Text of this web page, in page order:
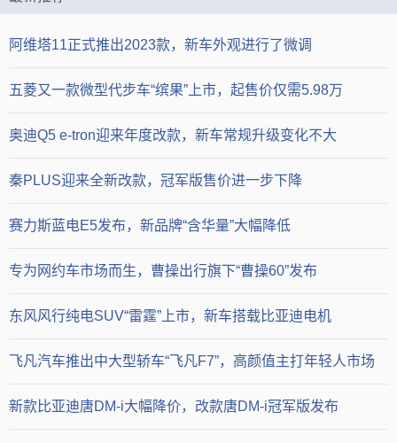
阿维塔11正式推出2023款，新车外观进行了微调
五菱又一款微型代步车“缤果”上市，起售价仅需5.98万
奥迪Q5 e-tron迎来年度改款，新车常规升级变化不大
秦PLUS迎来全新改款，冠军版售价进一步下降
赛力斯蓝电E5发布，新品牌“含华量”大幅降低
专为网约车市场而生，曹操出行旗下“曹操60”发布
东风风行纯电SUV“雷霆”上市，新车搭载比亚迪电机
飞凡汽车推出中大型轿车“飞凡F7”，高颜值主打年轻人市场
新款比亚迪唐DM-i大幅降价，改款唐DM-i冠军版发布